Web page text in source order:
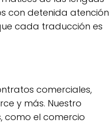
con detenida atención
cada traducción es
comerciales,
y más. Nuestro
como el comercio